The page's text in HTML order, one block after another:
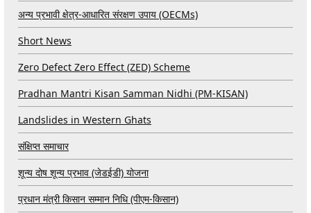
अन्य प्रभावी क्षेत्र-आधारित संरक्षण उपाय (OECMs)
Short News
Zero Defect Zero Effect (ZED) Scheme
Pradhan Mantri Kisan Samman Nidhi (PM-KISAN)
Landslides in Western Ghats
संक्षिप्त समाचार
शून्य दोष शून्य प्रभाव (जेडईडी) योजना
प्रधान मंत्री किसान सम्मान निधि (पीएम-किसान)